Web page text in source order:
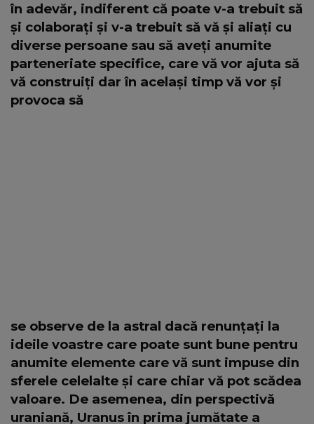
în adevăr, indiferent că poate v-a trebuit să
și colaborați și v-a trebuit să vă și aliați cu
diverse persoane sau să aveți anumite
parteneriate specifice, care vă vor ajuta să
vă construiți dar în același timp vă vor și
provoca să
se observe de la astral dacă renunțați la
ideile voastre care poate sunt bune pentru
anumite elemente care vă sunt impuse din
sferele celelalte și care chiar vă pot scădea
valoare. De asemenea, din perspectivă
uraniană, Uranus în prima jumătate a